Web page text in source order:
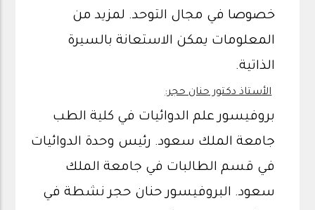
خصوصا في مجال التوحد. لمزيد من
المعلومات يمكن الاستعانة بالسيرة
الذاتية.
الأستاذ دكتور حنان حجر:
بروفيسور علم الدوائيات في كلية الطب
جامعة الملك سعود. رئيس وحدة الدوائيات
في قسم الطالبات في جامعة الملك
سعود. البروفيسور حنان حجر نشطة في